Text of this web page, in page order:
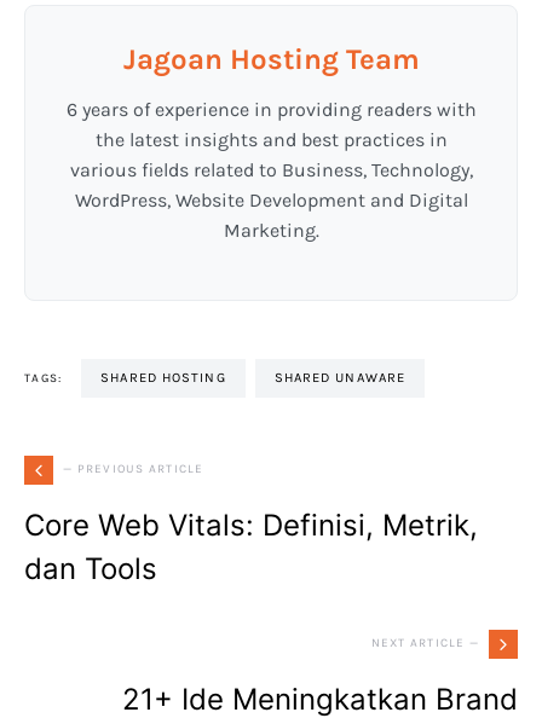
Jagoan Hosting Team
6 years of experience in providing readers with
the latest insights and best practices in
various fields related to Business, Technology,
WordPress, Website Development and Digital
Marketing.
TAGS: SHARED HOSTING SHARED UNAWARE
— PREVIOUS ARTICLE
Core Web Vitals: Definisi, Metrik,
dan Tools
NEXT ARTICLE —
21+ Ide Meningkatkan Brand